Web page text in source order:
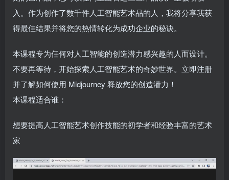
入。作为创作了数千件人工智能艺术品的人，我将分享我获
得最佳结果并将您的热情转化为成功企业的秘诀。
本课程专为任何对人工智能的创造潜力感兴趣的人而设计。
不要再等待，开始探索人工智能艺术的奇妙世界。立即注册
并了解如何使用 Midjourney 释放您的创造潜力！
本课程适合谁：
想要提高人工智能艺术创作技能的初学者和经验丰富的艺术
家